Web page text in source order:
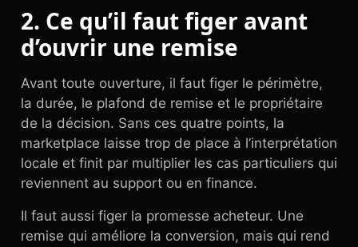
2. Ce qu’il faut figer avant
d’ouvrir une remise
Avant toute ouverture, il faut figer le périmètre,
la durée, le plafond de remise et le propriétaire
de la décision. Sans ces quatre points, la
marketplace laisse trop de place à l’interprétation
locale et finit par multiplier les cas particuliers qui
reviennent au support ou en finance.
Il faut aussi figer la promesse acheteur. Une
remise qui améliore la conversion, mais qui rend